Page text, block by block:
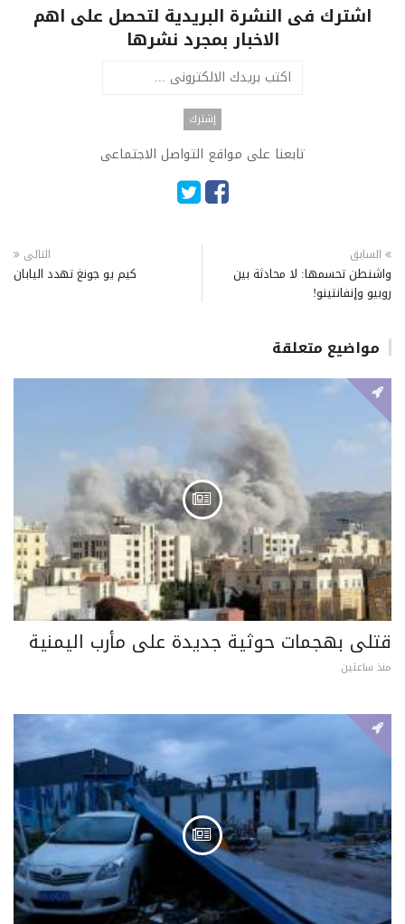
اشترك فى النشرة البريدية لتحصل على اهم
الاخبار بمجرد نشرها
تابعنا على مواقع التواصل الاجتماعى
السابق
واشنطن تحسمها: لا محادثة بين
روبيو وإنفانتينو!
التالى
كيم يو جونغ تهدد اليابان
مواضيع متعلقة
قتلى بهجمات حوثية جديدة على مأرب اليمنية
منذ ساعتين